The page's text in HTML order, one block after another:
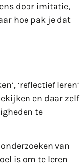
door imitatie,
hoe pak je dat
‘reflectief leren’
en daar zelf
te
van
is om te leren